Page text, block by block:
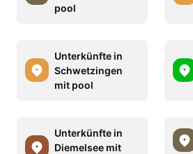
pool
Unterkünfte in
Schwetzingen
mit pool
Unterkünfte in
Diemelsee mit